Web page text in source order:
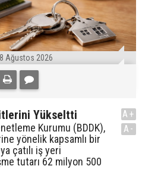
Ağustos 2026
Yükseltti
Kurumu (BDDK),
yönelik kapsamlı bir
çatılı iş yeri
tutarı 62 milyon 500
A+
A-